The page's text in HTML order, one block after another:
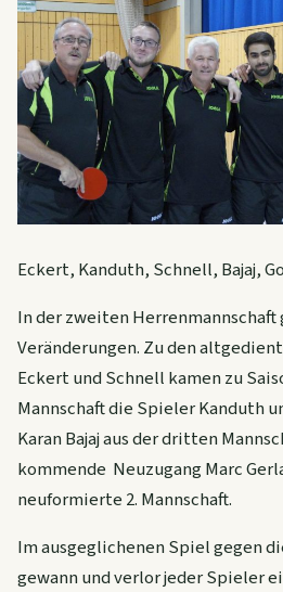
Eckert, Kanduth, Schnell, Bajaj,
In der zweiten Herrenmannschaft
Veränderungen. Zu den
Eckert und Schnell kamen zu
Mannschaft die Spieler Kanduth
Karan Bajaj aus der dritten
kommende Neuzugang Marc
neuformierte 2. Mannschaft.
Im ausgeglichenen Spiel gegen
gewann und verlor jeder Spieler